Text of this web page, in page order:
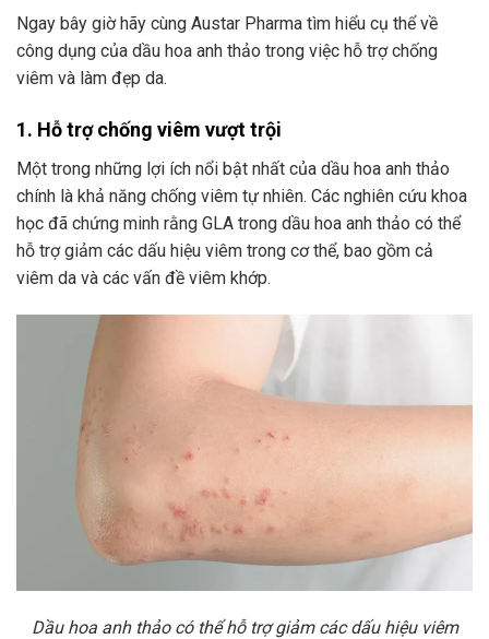
Ngay bây giờ hãy cùng Austar Pharma tìm hiểu cụ thể về
công dụng của dầu hoa anh thảo trong việc hỗ trợ chống
viêm và làm đẹp da.
1. Hỗ trợ chống viêm vượt trội
Một trong những lợi ích nổi bật nhất của dầu hoa anh thảo
chính là khả năng chống viêm tự nhiên. Các nghiên cứu khoa
học đã chứng minh rằng GLA trong dầu hoa anh thảo có thể
hỗ trợ giảm các dấu hiệu viêm trong cơ thể, bao gồm cả
viêm da và các vấn đề viêm khớp.
Dầu hoa anh thảo có thể hỗ trợ giảm các dấu hiệu viêm